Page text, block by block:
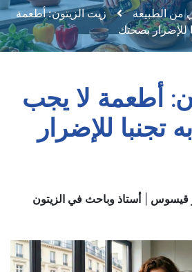
من الطبيعة
زيت الزيتون: أطعمة
للإضرار بصحتك
أطعمة لا يجب
تجنبا للإضرار
قيسوس |أستاذ وباحث في الزيتون